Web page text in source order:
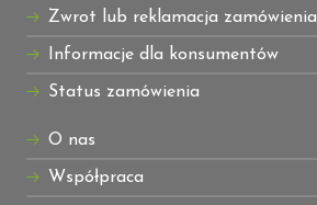
Zwrot lub reklamacja zamówienia
Informacje dla konsumentów
Status zamówienia
O nas
Współpraca